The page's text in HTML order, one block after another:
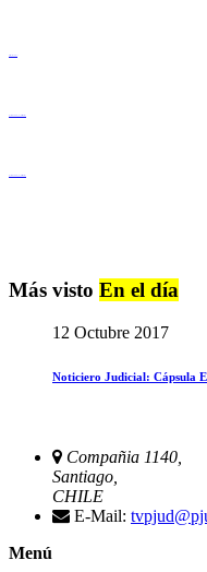
Más visto En el día
12 Octubre 2017
Noticiero Judicial: Cápsula
Compañia 1140,
Santiago,
CHILE
E-Mail:
Menú